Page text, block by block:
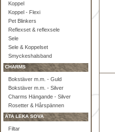
Koppel
Koppel - Flexi
Pet Blinkers
Reflexset & reflexsele
Sele
Sele & Koppelset
Smyckeshalsband
CHARMS
Bokstäver m.m. - Guld
Bokstäver m.m. - Silver
Charms Hängande - Silver
Rosetter & Hårspännen
ÄTA LEKA SOVA
Filtar